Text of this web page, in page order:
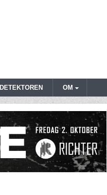
DETEKTOREN OM